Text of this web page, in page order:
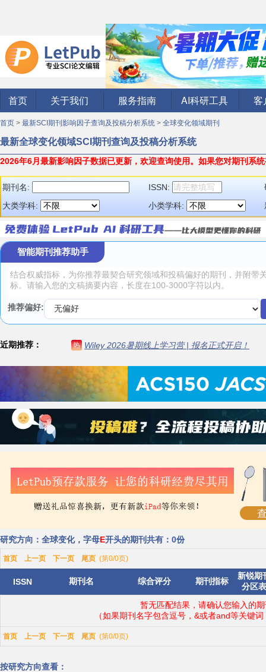
首页 关于我们 服务指南 AI科研工具 客
首页 > 最新SCI期刊影响因子查询及投稿分析系统 > 全球变化领域期刊
最新全球变化领域SCI期刊查询及投稿分析系统
2026年6月最新影响因子数据已更新，欢迎查询使用。 如果您对期刊系
期刊名: ISSN:
大类学科:
小类学科:
智能期刊推荐助手
推荐偏好:
近期推荐： 热 Wiley 2026暑期线上学习营 | 报名正式开启！
研究方向：全球变化，字母E开头的期刊共有：0份
首页 上一页 下一页 尾页 (第0/0页)
ISSN 期刊名 综合评分 期刊指标
新锐期
分区
暂无匹配结果，请确认您输入的
（如果期刊名字包含逗号，&或者and等关键
首页 上一页 下一页 尾页 (第0/0页)
按研究方向查看：